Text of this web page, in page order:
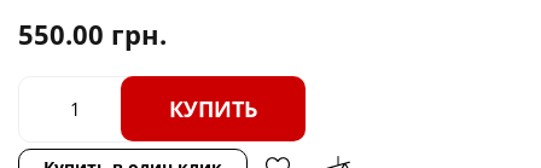
550.00 грн.
КУПИТЬ